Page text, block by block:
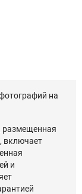
на
размещенная
включает
и